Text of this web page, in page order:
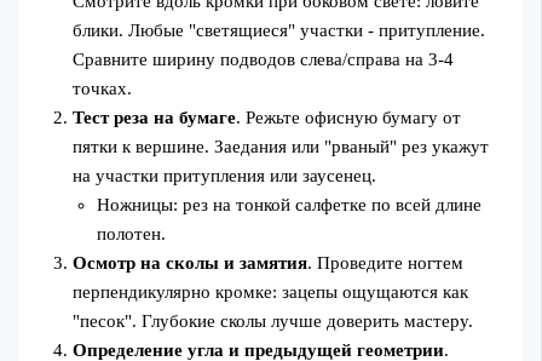
блики. Любые "светящиеся" участки - притупление.
Сравните ширину подводов слева/справа на 3-4
точках.
Тест реза на бумаге. Режьте офисную бумагу от
пятки к вершине. Заедания или "рваный" рез укажут
на участки притупления или заусенец.
Ножницы: рез на тонкой салфетке по всей длине
полотен.
Осмотр на сколы и замятия. Проведите ногтем
перпендикулярно кромке: зацепы ощущаются как
"песок". Глубокие сколы лучше доверить мастеру.
Определение угла и предыдущей геометрии.